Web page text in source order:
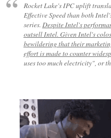
Rocket Lake's IPC uplift
Effective Speed than both
series. Despite Intel's
outsell Intel. Given Intel's
bewildering that their
effort is made to counter
uses too much electricity", or